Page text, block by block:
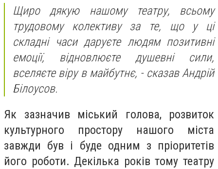
Щиро дякую нашому театру, всьому
трудовому колективу за те, що у ці
складні часи даруєте людям позитивні
емоції, відновлюєте душевні сили,
вселяєте віру в майбутнє, - сказав Андрій
Білоусов.
Як зазначив міський голова, розвиток
культурного простору нашого міста
завжди був і буде одним з пріоритетів
його роботи. Декілька років тому театру